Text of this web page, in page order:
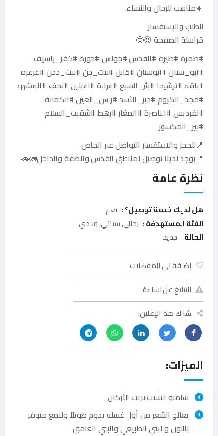
🔸مناسب للرجال والنساء.
للطلب والإستفسار
مُراسلة الصفحة 😍🤩
#طمرة #طيرة #القدس #جولس #حورة #كفر_ياسيف
#ابو_سنان #ابوسنان #كابل #بيت_جن #بيت_دجن #عرعرة
#باقه #ترشيحا #بئر_السبع #عرابة #اعبلين #نحف #المشهد
#مجد_الكروم #دير_الأسد #راس_العين #الكمانة
#لفرديس #الناصرة #المغار #رهط #شقيب_السلام
#بير_المكسور
📍للحجز والاستفسار التواصل عبر الخاص
📍يوجد لدينا توصيل لمناطق القدس والضفة والداخل🚛🚗
نظرة عامة
هل لديك خدمة توصيل؟ : نعم
الفئة المستهدفة : رجالي, ستاتي, ولادي
الحالة : جديد
إضافة الى المفضلات
التبليغ عن اساءة
شارك هذا الإعلان:
الميزات:
شامبو الشيب بزيت الأركان
يعالج الشعر من أول غسله يدوم طويلاً ولامع متوفر
باللون والبني الطبيعي والبني الغامق